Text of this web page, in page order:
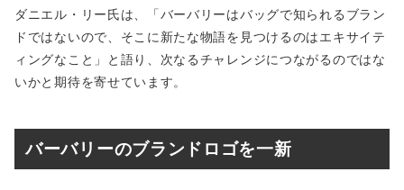
ダニエル・リー氏は、「バーバリーはバッグで知られるブラン
ドではないので、そこに新たな物語を見つけるのはエキサイテ
ィングなこと」と語り、次なるチャレンジにつながるのではな
いかと期待を寄せています。
バーバリーのブランドロゴを一新